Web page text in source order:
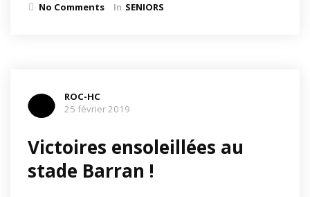
No Comments In SENIORS
ROC-HC
25 février 2019
Victoires ensoleillées au
stade Barran !